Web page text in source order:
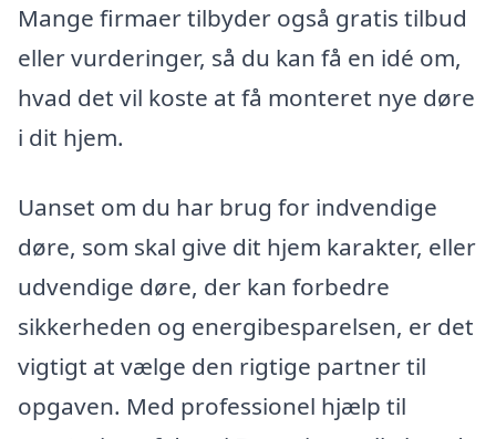
Mange firmaer tilbyder også gratis tilbud
eller vurderinger, så du kan få en idé om,
hvad det vil koste at få monteret nye døre
i dit hjem.
Uanset om du har brug for indvendige
døre, som skal give dit hjem karakter, eller
udvendige døre, der kan forbedre
sikkerheden og energibesparelsen, er det
vigtigt at vælge den rigtige partner til
opgaven. Med professionel hjælp til